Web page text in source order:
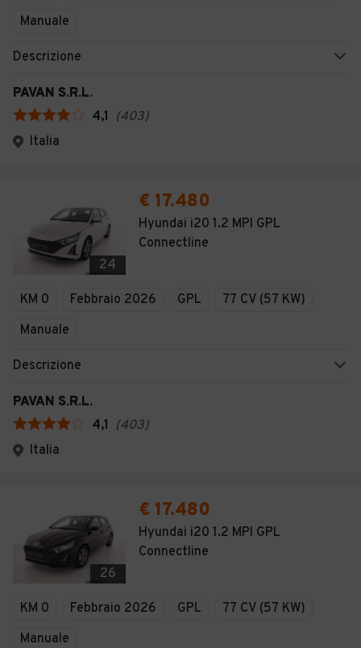
Manuale
Descrizione
PAVAN S.R.L.
4,1 (403)
Italia
24
€ 17.480
Hyundai i20 1.2 MPI GPL
Connectline
KM 0 Febbraio 2026 GPL
77 CV (57 KW)
Manuale
Descrizione
PAVAN S.R.L.
4,1 (403)
Italia
26
€ 17.480
Hyundai i20 1.2 MPI GPL
Connectline
KM 0 Febbraio 2026 GPL
77 CV (57 KW)
Manuale